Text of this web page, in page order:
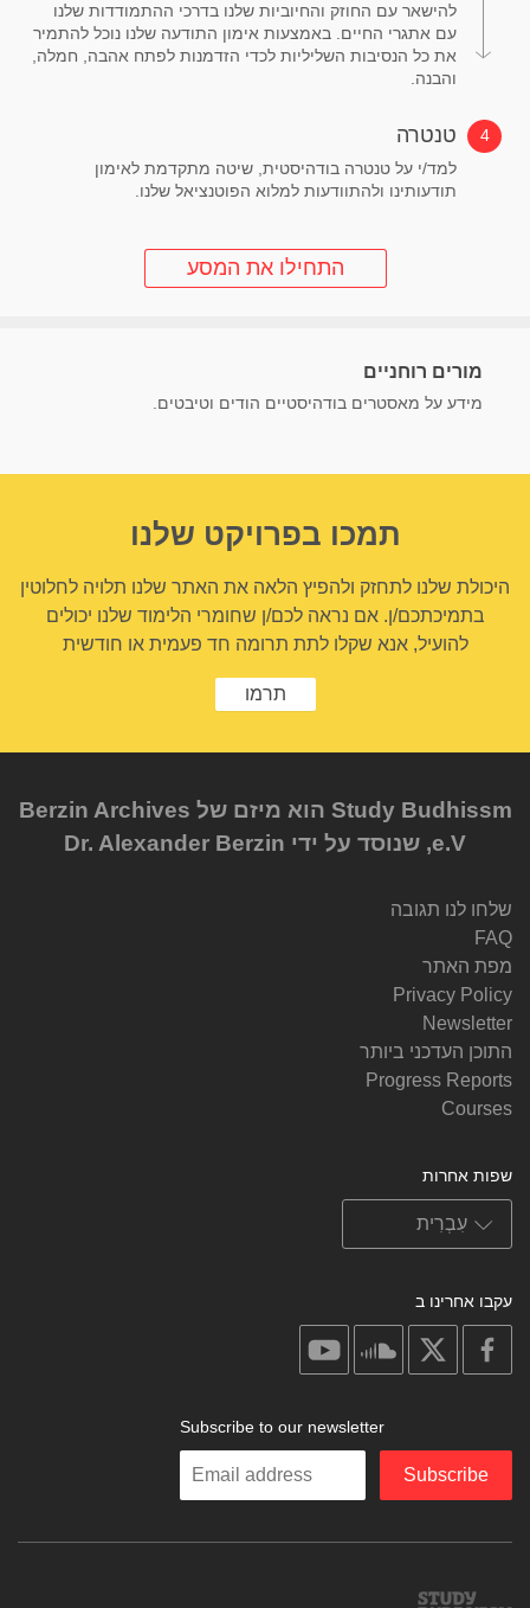
להישאר עם החוזק והחיוביות שלנו בדרכי ההתמודדות שלנו
עם אתגרי החיים. באמצעות אימון התודעה שלנו נוכל להתמיר
את כל הנסיבות השליליות לכדי הזדמנות לפתח אהבה, חמלה,
והבנה.
טנטרה
למד/י על טנטרה בודהיסטית, שיטה מתקדמת לאימון
תודעותינו ולהתוודעות למלוא הפוטנציאל שלנו.
התחילו את המסע
מורים רוחניים
מידע על מאסטרים בודהיסטיים הודים וטיבטים.
תמכו בפרויקט שלנו
היכולת שלנו לתחזק ולהפיץ הלאה את האתר שלנו תלויה לחלוטין
בתמיכתכם/ן. אם נראה לכם/ן שחומרי הלימוד שלנו יכולים
להועיל, אנא שקלו לתת תרומה חד פעמית או חודשית
תרמו
Study Budhissm הוא מיזם של Berzin Archives
e.V, שנוסד על ידי Dr. Alexander Berzin
שלחו לנו תגובה
FAQ
מפת האתר
Privacy Policy
Newsletter
התוכן העדכני ביותר
Progress Reports
Courses
שפות אחרות
עקבו אחרינו ב
facebook
soundcloud
Subscribe to our newsletter
Enter
Subscribe
Study